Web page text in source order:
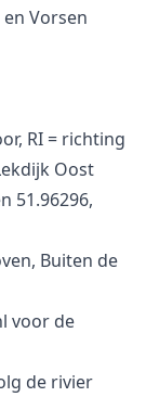
Vorsen
RI = richting
Oost
51.96296,
Buiten de
voor de
de rivier